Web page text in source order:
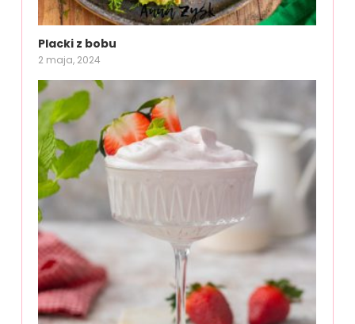
Placki z bobu
2 maja, 2024